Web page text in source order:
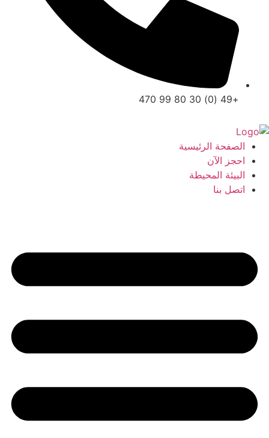
+49 (0) 30 80 99 470
الصفحة الرئيسية
احجز الآن
البيئة المحيطة
اتصل بنا